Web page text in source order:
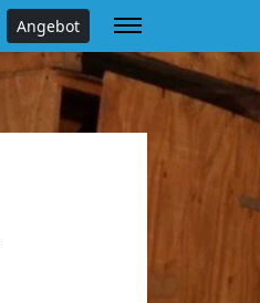
Angebot